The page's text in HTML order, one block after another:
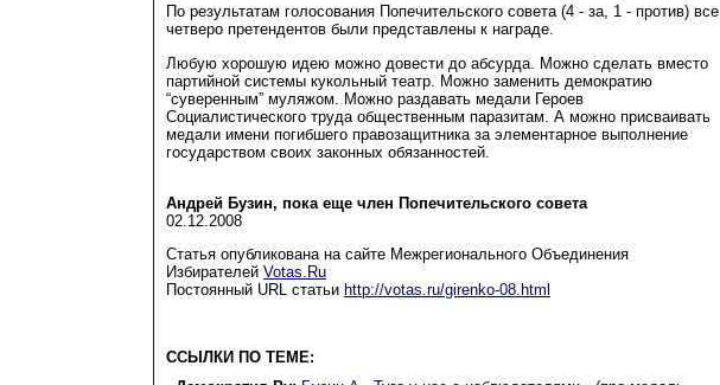
По результатам голосования Попечительского совета (4 - за, 1 - против) все
четверо претендентов были представлены к награде.
Любую хорошую идею можно довести до абсурда. Можно сделать вместо
партийной системы кукольный театр. Можно заменить демократию
“суверенным” муляжом. Можно раздавать медали Героев
Социалистического труда общественным паразитам. А можно присваивать
медали имени погибшего правозащитника за элементарное выполнение
государством своих законных обязанностей.
Андрей Бузин, пока еще член Попечительского совета
02.12.2008
Статья опубликована на сайте Межрегионального Объединения
Избирателей Votas.Ru
Постоянный URL статьи http://votas.ru/girenko-08.html
ССЫЛКИ ПО ТЕМЕ: